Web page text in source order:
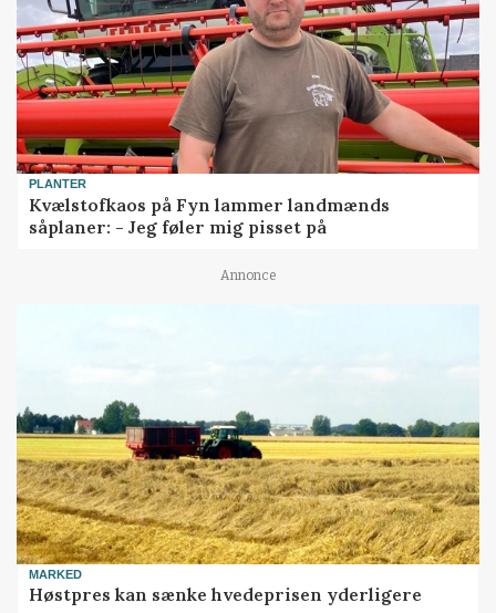
PLANTER
Kvælstofkaos på Fyn lammer landmænds
såplaner: - Jeg føler mig pisset på
Annonce
MARKED
Høstpres kan sænke hvedeprisen yderligere